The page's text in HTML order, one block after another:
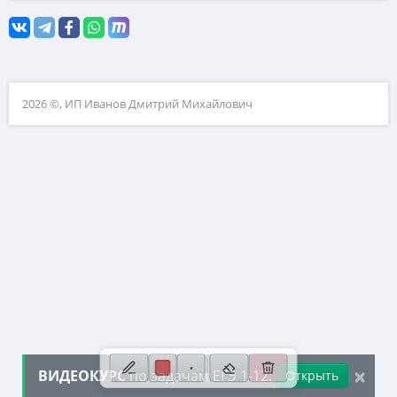
10. Текстовые задачи
12. Исследование функций
13. Сложные уравнения
2026 ©, ИП Иванов Дмитрий Михайлович
×
ВИДЕОКУРСпо задачам ЕГЭ 1-12: Открыть